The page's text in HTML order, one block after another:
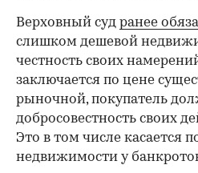
Верховный суд ранее
слишком дешевой
честность своих
заключается по цене
рыночной, покупатель
добросовестность своих
Это в том числе касается
недвижимости у